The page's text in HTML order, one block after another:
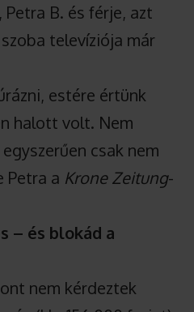
B. és férje, azt
televíziója már
estére értünk
halott volt. Nem
csak nem
Petra a Krone Zeitung-
– és blokád a
nem kérdeztek